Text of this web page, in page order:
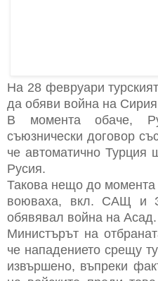
На 28 февруари
да обяви война на
В момента обаче,
съюзнически договор
че автоматично
Русия.
Такова нещо до момента
воюваха, вкл. САЩ и
обявявал война на Асад.
Министърът на
че нападението срещу
извършено, въпреки